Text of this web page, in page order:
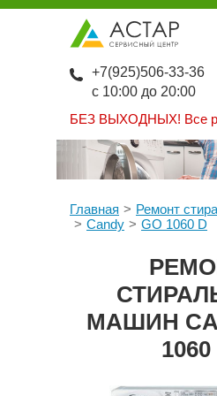
БЕЗ ВЫХОДНЫХ! Все
+7(925)506-33-36
с 10:00 до 20:00
Главная
Ремонт
Candy
GO 1060 D
МАШИН
1060